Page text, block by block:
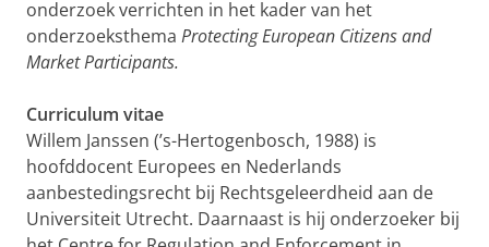
onderzoek verrichten in het kader van het
onderzoeksthema Protecting European Citizens and
Market Participants.
Curriculum vitae
Willem Janssen (’s-Hertogenbosch, 1988) is
hoofddocent Europees en Nederlands
aanbestedingsrecht bij Rechtsgeleerdheid aan de
Universiteit Utrecht. Daarnaast is hij onderzoeker bij